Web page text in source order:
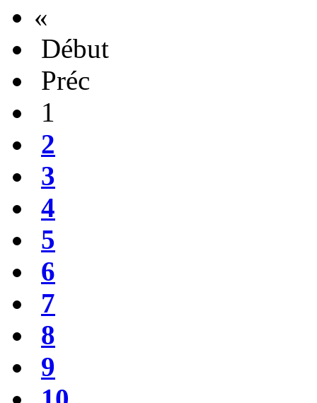
«
Début
Préc
1
2
3
4
5
6
7
8
9